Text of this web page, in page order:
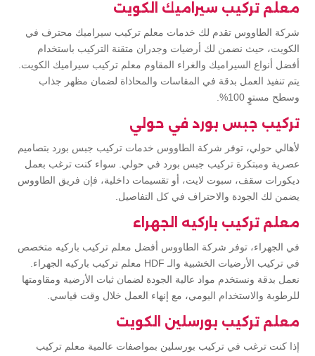
معلم تركيب سيراميك الكويت
شركة الطاووس تقدم لك خدمات معلم تركيب سيراميك محترف في
الكويت، حيث نضمن لك أرضيات وجدران متقنة التركيب باستخدام
أفضل أنواع السيراميك والغراء المقاوم معلم تركيب سيراميك الكويت.
يتم تنفيذ العمل بدقة في المقاسات والمحاذاة لضمان مظهر جذاب
وسطح مستوٍ 100%.
تركيب جبس بورد في حولي
لأهالي حولي، توفر شركة الطاووس خدمات تركيب جبس بورد بتصاميم
عصرية ومبتكرة تركيب جبس بورد في حولي. سواء كنت ترغب بعمل
ديكورات سقف، سبوت لايت، أو تقسيمات داخلية، فإن فريق الطاووس
يضمن لك الجودة والاحتراف في كل التفاصيل.
معلم تركيب باركيه الجهراء
في الجهراء، توفر شركة الطاووس أفضل معلم تركيب باركيه متخصص
في تركيب الأرضيات الخشبية والـ HDF معلم تركيب باركيه الجهراء.
نعمل بدقة ونستخدم مواد عالية الجودة لضمان ثبات الأرضية ومقاومتها
للرطوبة والاستخدام اليومي، مع إنهاء العمل خلال وقت قياسي.
معلم تركيب بورسلين الكويت
إذا كنت ترغب في تركيب بورسلين بمواصفات عالمية معلم تركيب